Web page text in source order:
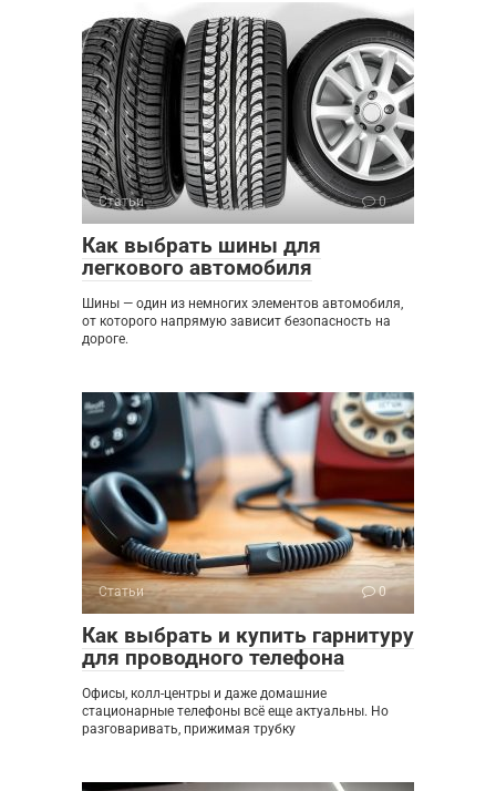
Статьи 0
Как выбрать шины для
легкового автомобиля
Шины — один из немногих элементов автомобиля,
от которого напрямую зависит безопасность на
дороге.
Статьи 0
Как выбрать и купить гарнитуру
для проводного телефона
Офисы, колл-центры и даже домашние
стационарные телефоны всё еще актуальны. Но
разговаривать, прижимая трубку